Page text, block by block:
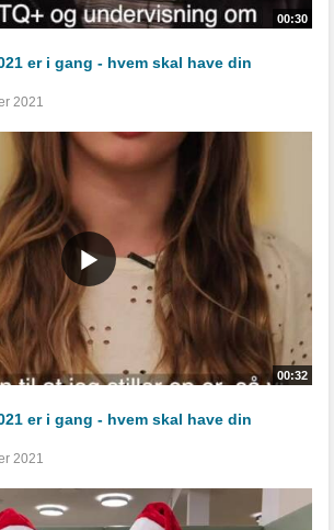
00:30
er i gang - hvem skal have din
2021
00:32
er i gang - hvem skal have din
2021